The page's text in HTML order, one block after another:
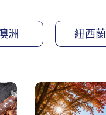
洲 紐西蘭